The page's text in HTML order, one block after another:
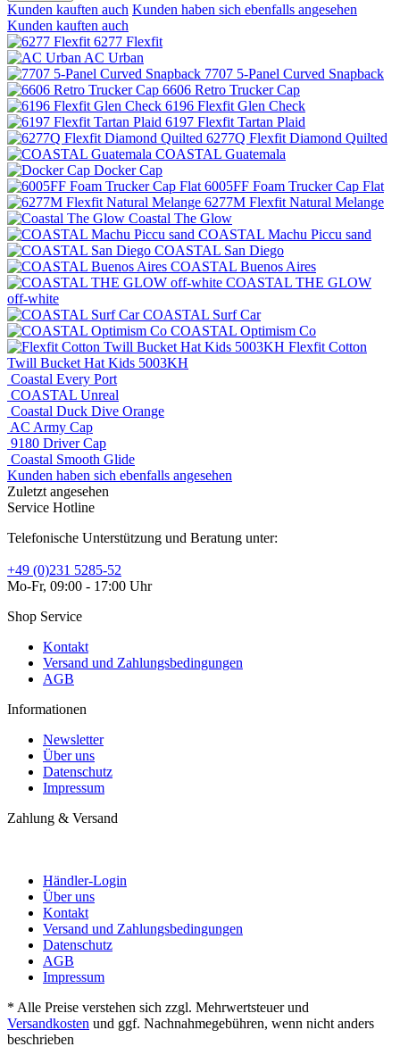
Kunden kauften auch Kunden haben sich ebenfalls angesehen
Kunden kauften auch
6277 Flexfit
AC Urban
7707 5-Panel Curved Snapback
6606 Retro Trucker Cap
6196 Flexfit Glen Check
6197 Flexfit Tartan Plaid
6277Q Flexfit Diamond Quilted
COASTAL Guatemala
Docker Cap
6005FF Foam Trucker Cap Flat
6277M Flexfit Natural Melange
Coastal The Glow
COASTAL Machu Piccu sand
COASTAL San Diego
COASTAL Buenos Aires
COASTAL THE GLOW
off-white
COASTAL Surf Car
COASTAL Optimism Co
Flexfit Cotton
Twill Bucket Hat Kids 5003KH
Coastal Every Port
COASTAL Unreal
Coastal Duck Dive Orange
AC Army Cap
9180 Driver Cap
Coastal Smooth Glide
Kunden haben sich ebenfalls angesehen
Zuletzt angesehen
Service Hotline
Telefonische Unterstützung und Beratung unter:
+49 (0)231 5285-52
Mo-Fr, 09:00 - 17:00 Uhr
Shop Service
Kontakt
Versand und Zahlungsbedingungen
AGB
Informationen
Newsletter
Über uns
Datenschutz
Impressum
Zahlung & Versand
Händler-Login
Über uns
Kontakt
Versand und Zahlungsbedingungen
Datenschutz
AGB
Impressum
* Alle Preise verstehen sich zzgl. Mehrwertsteuer und
Versandkosten und ggf. Nachnahmegebühren, wenn nicht anders
beschrieben